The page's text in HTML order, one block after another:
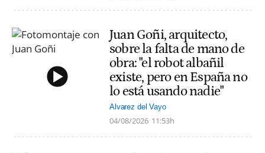
Juan Goñi, arquitecto,
sobre la falta de mano de
obra: "el robot albañil
existe, pero en España no
lo está usando nadie"
Alvarez del Vayo
04/08/2026 11:53h